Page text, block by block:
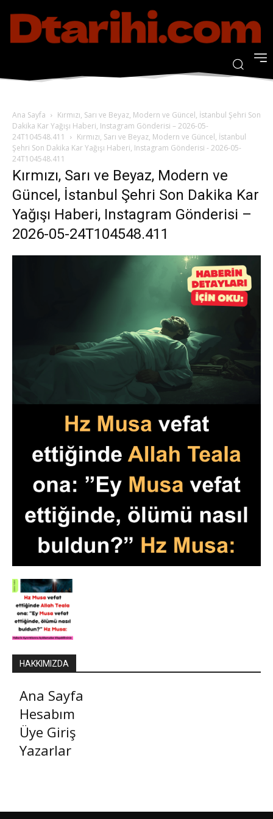
Ana Sayfa
Kırmızı, Sarı ve Beyaz, Modern ve Güncel, İstanbul Şehri Son
Dakika Kar Yağışı Haberi, Instagram Gönderisi – 2026-05-
24T104548.411
Kırmızı, Sarı ve Beyaz, Modern ve Güncel, İstanbul
Şehri Son Dakika Kar Yağışı Haberi, Instagram Gönderisi - 2026-05-
24T104548.411
Kırmızı, Sarı ve Beyaz, Modern ve
Güncel, İstanbul Şehri Son Dakika Kar
Yağışı Haberi, Instagram Gönderisi –
2026-05-24T104548.411
HAKKIMIZDA
Ana Sayfa
Hesabım
Üye Giriş
Yazarlar